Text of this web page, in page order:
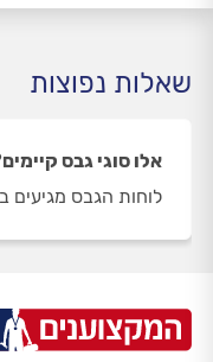
שאלות נפוצות
אלו סוגי גבס
לוחות הגבס מגיעים